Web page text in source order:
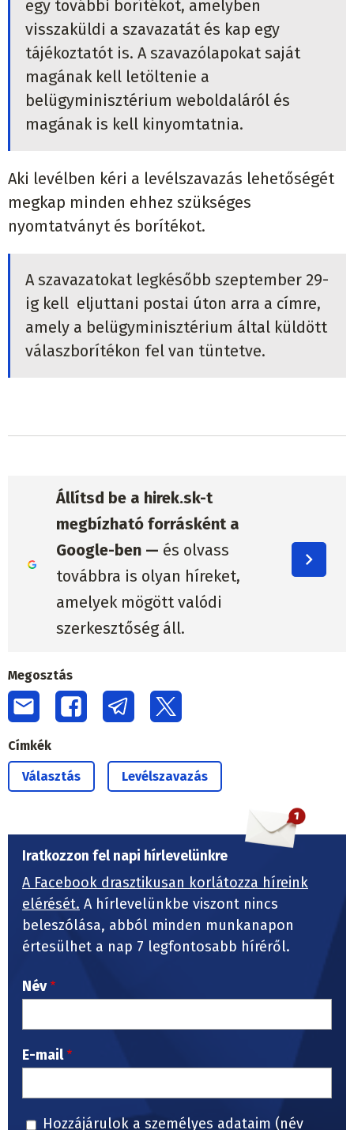
egy további borítékot, amelyben
visszaküldi a szavazatát és kap egy
tájékoztatót is. A szavazólapokat saját
magának kell letöltenie a
belügyminisztérium weboldaláról és
magának is kell kinyomtatnia.
Aki levélben kéri a levélszavazás lehetőségét
megkap minden ehhez szükséges
nyomtatványt és borítékot.
A szavazatokat legkésőbb szeptember 29-
ig kell eljuttani postai úton arra a címre,
amely a belügyminisztérium által küldött
válaszborítékon fel van tüntetve.
Állítsd be a hirek.sk-t
megbízható forrásként a
Google-ben — és olvass
továbbra is olyan híreket,
amelyek mögött valódi
szerkesztőség áll.
Megosztás
Címkék
Választás Levélszavazás
Iratkozzon fel napi hírlevelünkre
A Facebook drasztikusan korlátozza híreink
elérését. A hírlevelünkbe viszont nincs
beleszólása, abból minden munkanapon
értesülhet a nap 7 legfontosabb híréről.
Név
E-mail
Hozzájárulok a személyes adataim (név